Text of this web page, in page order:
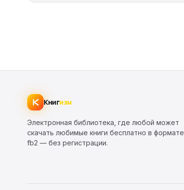
Книгизм
Электронная библиотека, где любой может
скачать любимые книги бесплатно в формате
fb2 — без регистрации.